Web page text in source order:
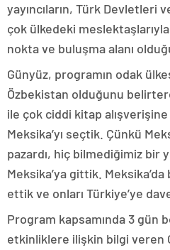
yayıncıların, Türk Devletleri
çok ülkedeki
nokta ve buluşma alanı
Günyüz, programın odak
Özbekistan olduğunu
ile çok ciddi kitap alışverişine
Meksika’yı seçtik. Çünkü
pazardı, hiç bilmediğimiz bir
Meksika’ya gittik.
ettik ve onları Türkiye’ye
Program kapsamında 3 gün
etkinliklere ilişkin bilgi veren